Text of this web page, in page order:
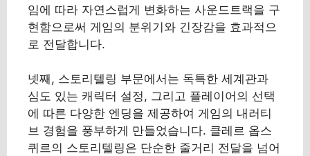
임에 따라 자연스럽게 변화하는 사운드트랙을 구
현함으로써 게임의 분위기와 긴장감을 효과적으
로 전달합니다.
넷째, 스토리텔링 부문에서는 독특한 세계관과
심도 있는 캐릭터 설정, 그리고 플레이어의 선택
에 따른 다양한 엔딩을 제공하여 게임의 내러티
브 경험을 풍부하게 만들었습니다. 클레르 옵스
퀴르의 스토리텔링은 단순한 줄거리 전달을 넘어